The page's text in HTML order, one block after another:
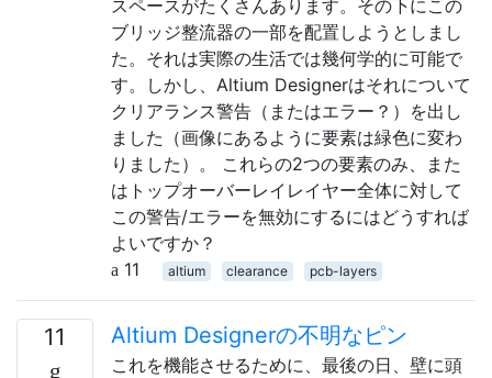
スペースがたくさんあります。その下にこの
ブリッジ整流器の一部を配置しようとしまし
た。それは実際の生活では幾何学的に可能で
す。しかし、Altium Designerはそれについて
クリアランス警告（またはエラー？）を出し
ました（画像にあるように要素は緑色に変わ
りました）。 これらの2つの要素のみ、また
はトップオーバーレイレイヤー全体に対して
この警告/エラーを無効にするにはどうすれば
よいですか？
11
altium clearance pcb-layers
11 Altium Designerの不明なピン
これを機能させるために、最後の日、壁に頭